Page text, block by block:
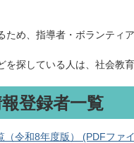
め、指導者・ボランティ
探している人は、社会教
登録者一覧
令和8年度版） (PDFファ